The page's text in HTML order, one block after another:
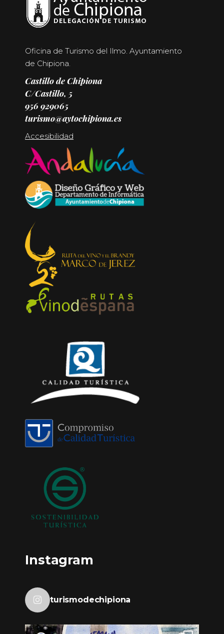
Oficina de Turismo del Ilmo. Ayuntamiento
de Chipiona.
Castillo de Chipiona
C/Castillo, 5
956 929065
turismo@aytochipiona.es
Accesibilidad
Instagram
turismodechipiona